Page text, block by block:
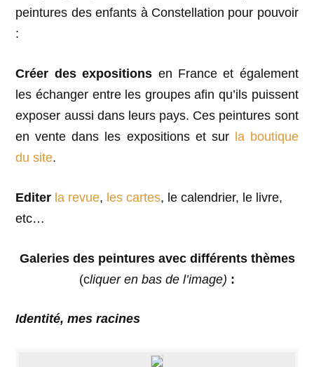
peintures des enfants à Constellation pour pouvoir
:
Créer des expositions en France et également
les échanger entre les groupes afin qu’ils puissent
exposer aussi dans leurs pays. Ces peintures sont
en vente dans les expositions et sur la boutique
du site.
Editer la revue, les cartes, le calendrier, le livre,
etc…
Galeries des peintures avec différents thèmes
(cliquer en bas de l’image) :
Identité, mes racines